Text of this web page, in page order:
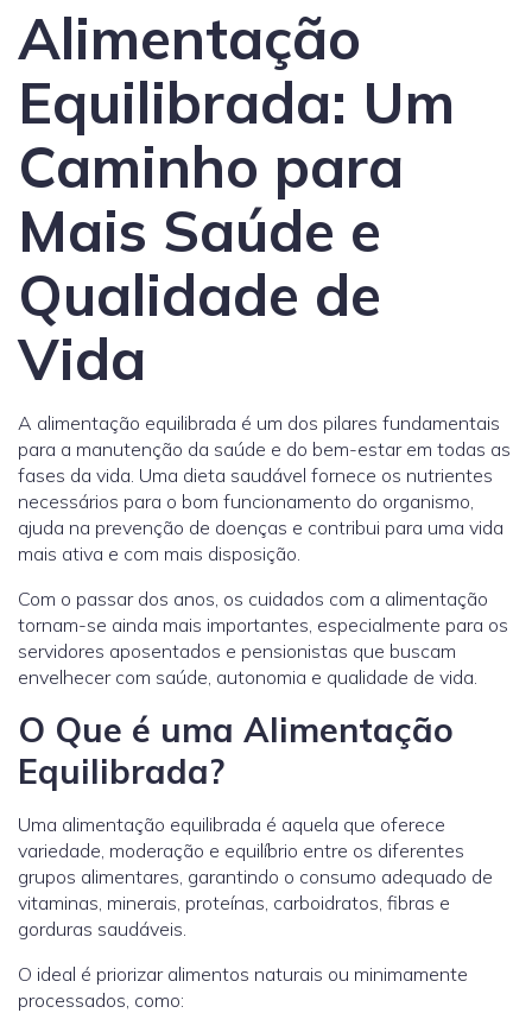
Alimentação
Equilibrada: Um
Caminho para
Mais Saúde e
Qualidade de
Vida
A alimentação equilibrada é um dos pilares fundamentais
para a manutenção da saúde e do bem-estar em todas as
fases da vida. Uma dieta saudável fornece os nutrientes
necessários para o bom funcionamento do organismo,
ajuda na prevenção de doenças e contribui para uma vida
mais ativa e com mais disposição.
Com o passar dos anos, os cuidados com a alimentação
tornam-se ainda mais importantes, especialmente para os
servidores aposentados e pensionistas que buscam
envelhecer com saúde, autonomia e qualidade de vida.
O Que é uma Alimentação
Equilibrada?
Uma alimentação equilibrada é aquela que oferece
variedade, moderação e equilíbrio entre os diferentes
grupos alimentares, garantindo o consumo adequado de
vitaminas, minerais, proteínas, carboidratos, fibras e
gorduras saudáveis.
O ideal é priorizar alimentos naturais ou minimamente
processados, como: